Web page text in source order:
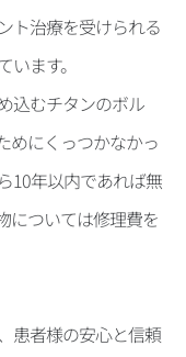
ト治療を受けられる
ます。
込むチタンのボル
めにくっつかなかっ
10年以内であれば無
については修理費を
患者様の安心と信頼